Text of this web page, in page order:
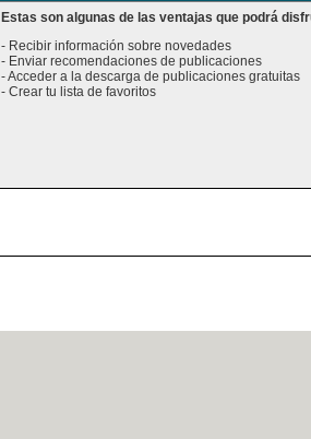
Estas son algunas de las ventajas que podrá
- Recibir información sobre novedades
- Enviar recomendaciones de publicaciones
- Acceder a la descarga de publicaciones gratuitas